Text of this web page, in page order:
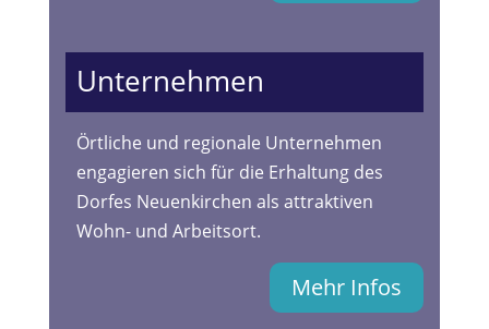
Unternehmen
Örtliche und regionale Unternehmen
engagieren sich für die Erhaltung des
Dorfes Neuenkirchen als attraktiven
Wohn- und Arbeitsort.
Mehr Infos